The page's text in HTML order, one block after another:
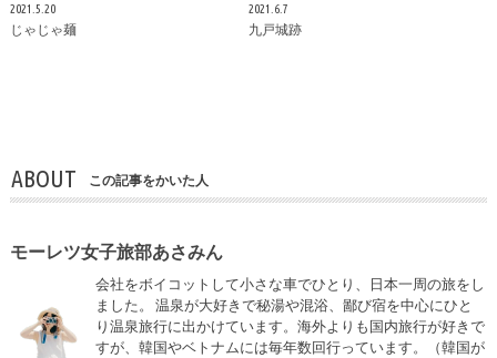
2021.5.20
じゃじゃ麺
2021.6.7
九戸城跡
ABOUT この記事をかいた人
モーレツ女子旅部あさみん
会社をボイコットして小さな車でひとり、日本一周の旅をし
ました。 温泉が大好きで秘湯や混浴、鄙び宿を中心にひと
り温泉旅行に出かけています。海外よりも国内旅行が好きで
すが、韓国やベトナムには毎年数回行っています。（韓国が